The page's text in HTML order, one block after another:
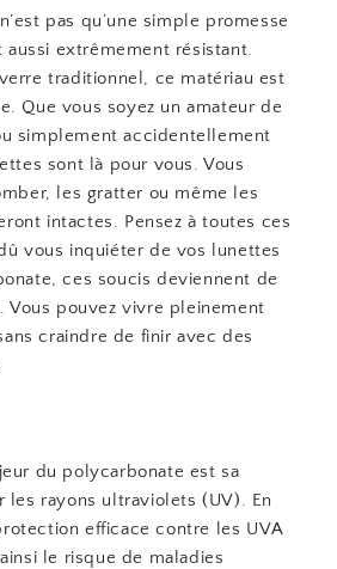
pas qu’une simple promesse
extrêmement résistant.
traditionnel, ce matériau est
Que vous soyez un amateur de
simplement accidentellement
sont là pour vous. Vous
les gratter ou même les
intactes. Pensez à toutes ces
vous inquiéter de vos lunettes
ces soucis deviennent de
Vous pouvez vivre pleinement
craindre de finir avec des
du polycarbonate est sa
les rayons ultraviolets (UV). En
efficace contre les UVA
le risque de maladies